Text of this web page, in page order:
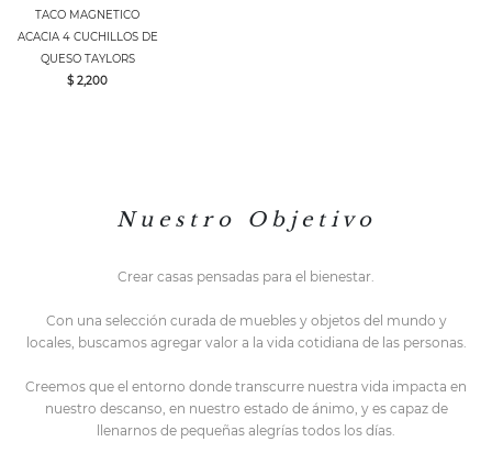
TACO MAGNETICO
ACACIA 4 CUCHILLOS DE
QUESO TAYLORS
$ 2,200
N u e s t r o O b j e t i v o
Crear casas pensadas para el bienestar.
Con una selección curada de muebles y objetos del mundo y
locales, buscamos agregar valor a la vida cotidiana de las personas.
Creemos que el entorno donde transcurre nuestra vida impacta en
nuestro descanso, en nuestro estado de ánimo, y es capaz de
llenarnos de pequeñas alegrías todos los días.